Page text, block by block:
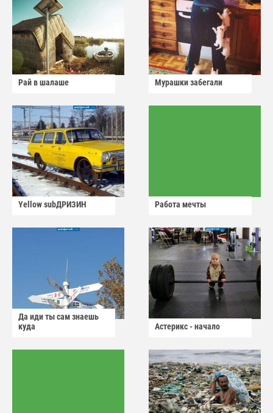
Рай в шалаше Мурашки забегали
Yellow subДРИЗИН Работа мечты
Да иди ты сам знаешь
куда
Астерикс - начало